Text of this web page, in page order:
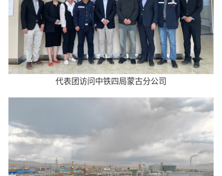
代表团访问中铁四局蒙古分公司